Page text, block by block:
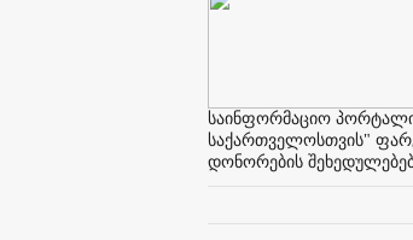
საინფორმაციო პორტალი
საქართველოსთვის"
დონორების